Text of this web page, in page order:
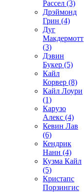
Рассел (3)
Дрэймонд
Грин (4)
Дуг
Макдермотт
(3)
Дэвин
Букер (5)
Кайл
Корвер (8)
Кайл Лоури
(1)
Карузо
Алекс (4)
Кевин Лав
(6)
Кендрик
Нанн (4)
Кузма Кайл
(5)
Кристапс
Порзингис